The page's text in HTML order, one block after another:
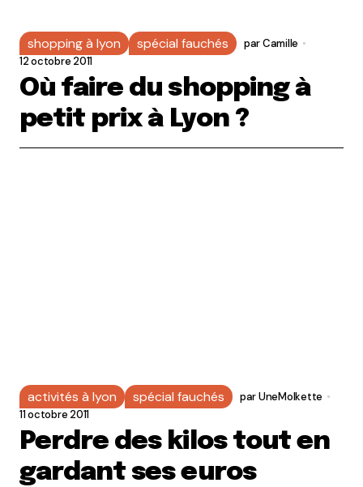
shopping à lyon spécial fauchés parCamille
12 octobre 2011
Où faire du shopping à
petit prix à Lyon ?
activités à lyon spécial fauchés parUneMolkette
11 octobre 2011
Perdre des kilos tout en
gardant ses euros